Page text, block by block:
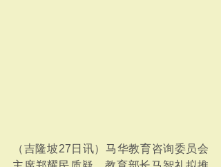
（吉隆坡27日讯）马华教育咨询委员会